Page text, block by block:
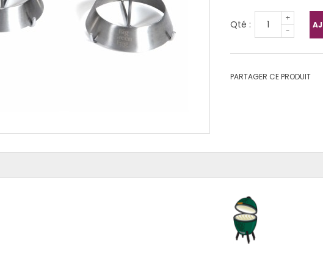
Qté :
+
-
PARTAGER CE PRODUIT